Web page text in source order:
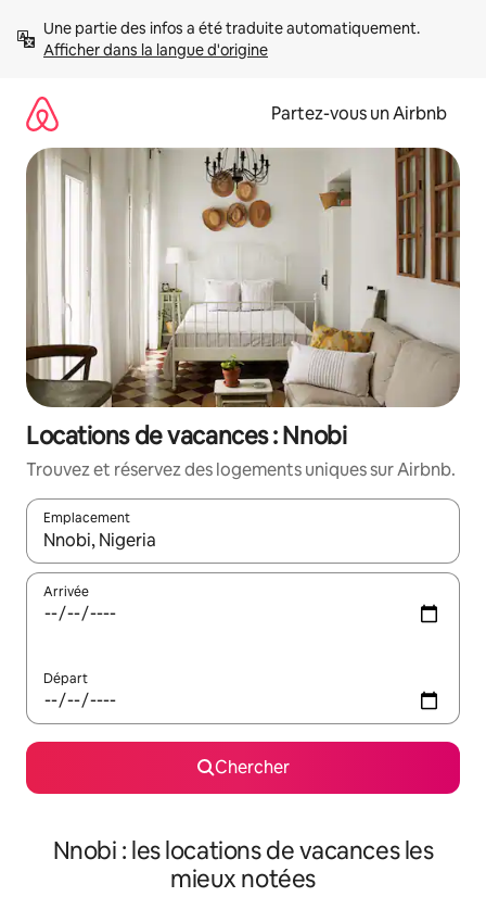
directement
Afficher dans la langue d'origine
Partez-vous un Airbnb
Locations de vacances : Nnobi
Trouvez et réservez des logements uniques sur Airbnb.
Emplacement
Quand les résultats sont affichés, parcourez-les en utilisant
Arrivée
Départ
Chercher
Nnobi : les locations de vacances les
mieux notées